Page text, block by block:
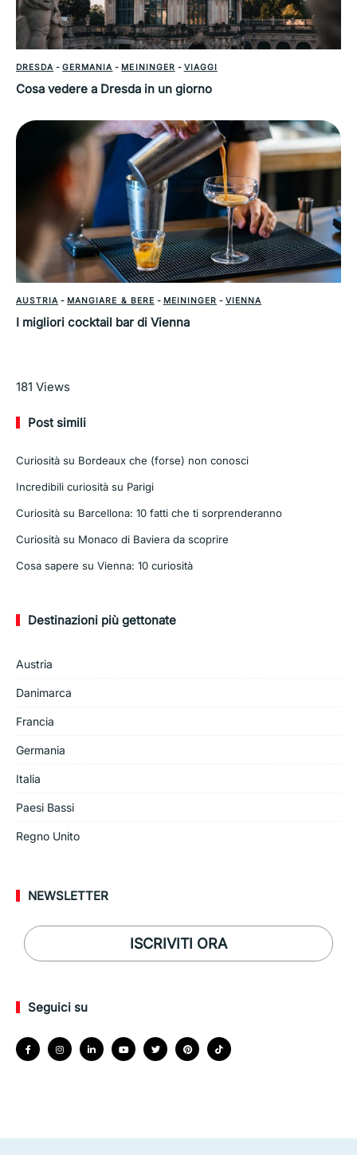
DRESDA -GERMANIA - MEININGER - VIAGGI
Cosa vedere a Dresda in un giorno
AUSTRIA - MANGIARE & BERE - MEININGER - VIENNA
I migliori cocktail bar di Vienna
Leggi di più
181 Views
Post simili
Curiosità su Bordeaux che (forse) non conosci
Incredibili curiosità su Parigi
Curiosità su Barcellona: 10 fatti che ti sorprenderanno
Curiosità su Monaco di Baviera da scoprire
Cosa sapere su Vienna: 10 curiosità
Destinazioni più gettonate
Austria
Danimarca
Francia
Germania
Italia
Paesi Bassi
Regno Unito
NEWSLETTER
ISCRIVITI ORA
Seguici su